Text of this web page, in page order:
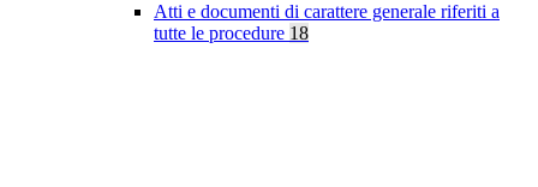
Atti e documenti di carattere generale riferiti a
tutte le procedure 18